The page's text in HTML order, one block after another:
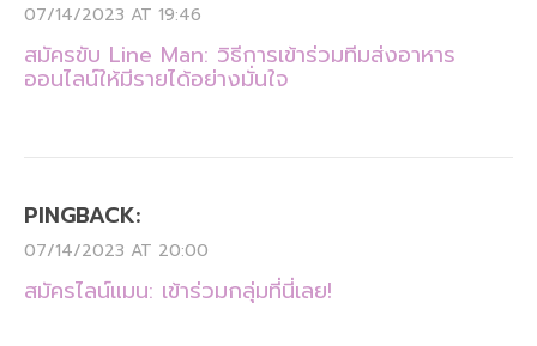
07/14/2023 AT 19:46
สมัครขับ Line Man: วิธีการเข้าร่วมทีมส่งอาหาร
ออนไลน์ให้มีรายได้อย่างมั่นใจ
PINGBACK:
07/14/2023 AT 20:00
สมัครไลน์แมน: เข้าร่วมกลุ่มที่นี่เลย!